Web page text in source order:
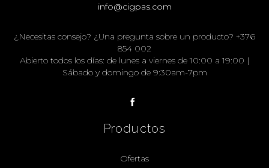
info@cigpas.com
¿Necesitas consejo? ¿Una pregunta sobre un producto? +376
854 002
Abierto todos los días: de lunes a viernes de 10:00 a 19:00 |
Sábado y domingo de 9:30am-7pm
Productos
Ofertas